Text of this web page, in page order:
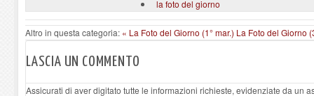
la foto del giorno
Altro in questa categoria: « La Foto del Giorno (1° mar.) La Foto del Giorno
LASCIA UN COMMENTO
Assicurati di aver digitato tutte le informazioni richieste, evidenziate da un